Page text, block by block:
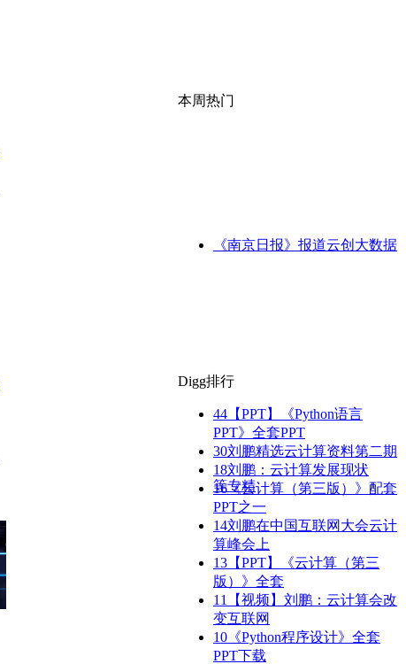
本周热门
《南京日报》报道云创大数据
等专精
Digg排行
44 【PPT】《Python语言
PPT》全套PPT
30刘鹏精选云计算资料第二期
18刘鹏：云计算发展现状
16《云计算（第三版）》配套
PPT之一
14刘鹏在中国互联网大会云计
算峰会上
13 【PPT】《云计算（第三
版）》全套
11
【视频】刘鹏：云计算会改
变互联网
10 《Python程序设计》全套
PPT下载